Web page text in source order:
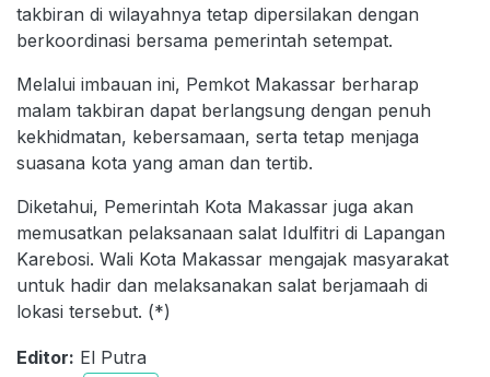
takbiran di wilayahnya tetap dipersilakan dengan
berkoordinasi bersama pemerintah setempat.
Melalui imbauan ini, Pemkot Makassar berharap
malam takbiran dapat berlangsung dengan penuh
kekhidmatan, kebersamaan, serta tetap menjaga
suasana kota yang aman dan tertib.
Diketahui, Pemerintah Kota Makassar juga akan
memusatkan pelaksanaan salat Idulfitri di Lapangan
Karebosi. Wali Kota Makassar mengajak masyarakat
untuk hadir dan melaksanakan salat berjamaah di
lokasi tersebut. (*)
Editor: El Putra